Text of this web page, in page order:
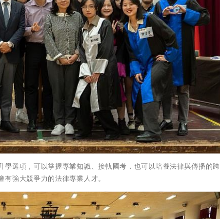
選項，可以掌握專業知識、接軌國考，也可以培養法律與傳播的
強大競爭力的法律專業人才。